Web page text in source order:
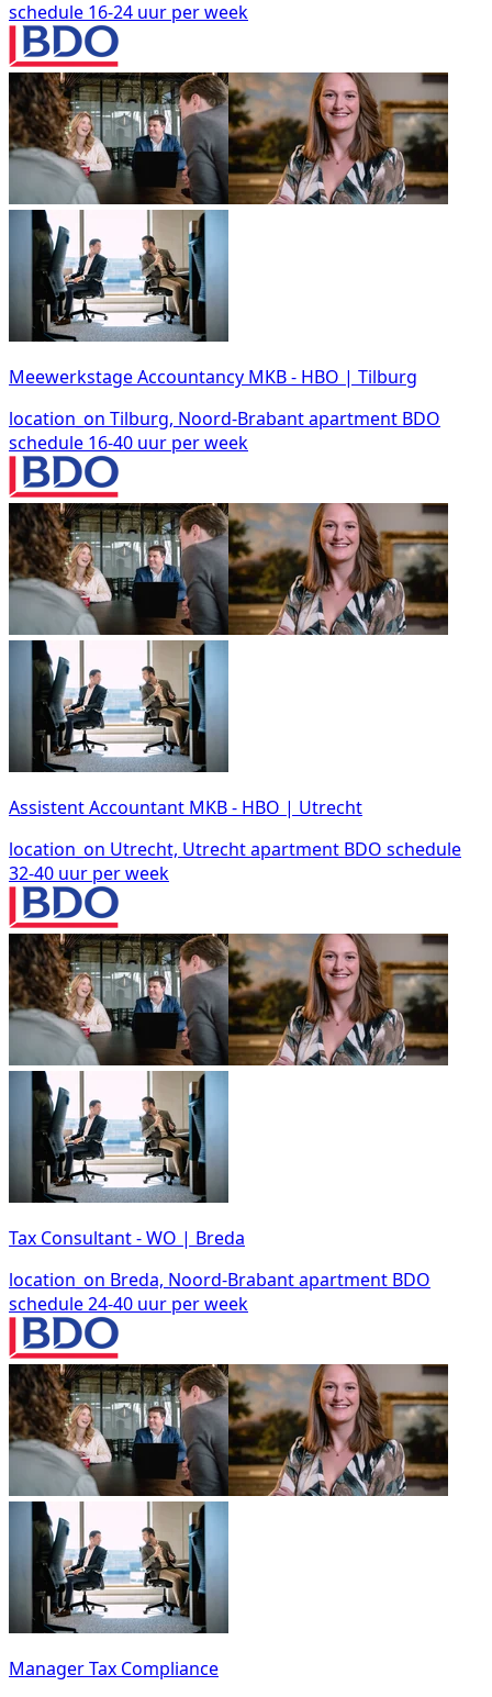
schedule 16-24 uur per week
Meewerkstage Accountancy MKB - HBO | Tilburg
location_on Tilburg, Noord-Brabantapartment BDO
schedule 16-40 uur per week
Assistent Accountant MKB - HBO | Utrecht
location_on Utrecht, Utrechtapartment BDO schedule
32-40 uur per week
Tax Consultant - WO | Breda
location_on Breda, Noord-Brabantapartment BDO
schedule24-40 uur per week
Manager Tax Compliance